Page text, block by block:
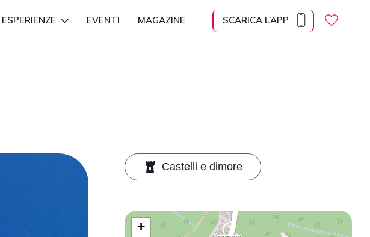
ESPERIENZE EVENTI MAGAZINE SCARICA L’APP
Castelli e dimore
+
Spaziatura tra
le lettere
Carattere
leggibile